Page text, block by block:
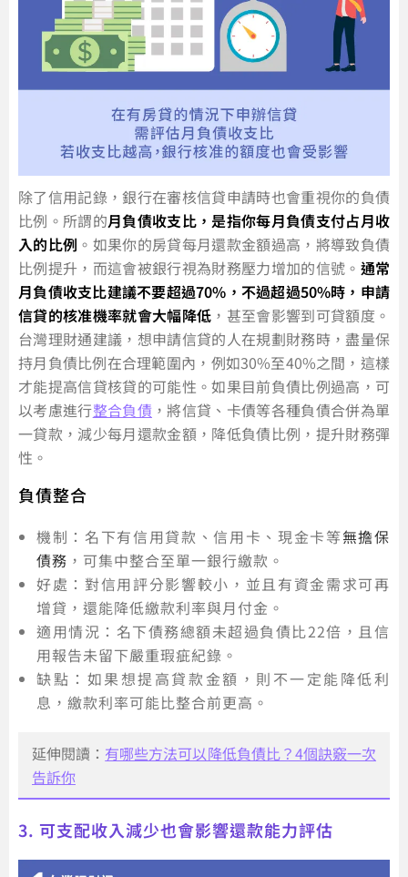
除了信用記錄，銀行在審核信貸申請時也會重視你的負債
比例。所謂的月負債收支比，是指你每月負債支付占月收
入的比例 。如果你的房貸每月還款金額過高，將導致負債
比例提升，而這會被銀行視為財務壓力增加的信號。 通常
月負債收支比建議不要超過70%，不過超過50%時，申請
信貸的核准機率就會大幅降低 ，甚至會影響到可貸額度。
台灣理財通建議，想申請信貸的人在規劃財務時，盡量保
持月負債比例在合理範圍內，例如30%至40%之間，這樣
才能提高信貸核貸的可能性。如果目前負債比例過高，可
以考慮進行整合負債 ，將信貸、卡債等各種負債合併為單
一貸款，減少每月還款金額，降低負債比例，提升財務彈
性。
負債整合
機制：名下有信用貸款、信用卡、現金卡等無擔保
債務 ，可集中整合至單一銀行繳款。
好處：對信用評分影響較小，並且有資金需求可再
增貸，還能降低繳款利率與月付金。
適用情況：名下債務總額未超過負債比22倍，且信
用報告未留下嚴重瑕疵紀錄。
缺點：如果想提高貸款金額，則不一定能降低利
息，繳款利率可能比整合前更高。
延伸閱讀： 有哪些方法可以降低負債比？4個訣竅一次
告訴你
3. 可支配收入減少也會影響還款能力評估